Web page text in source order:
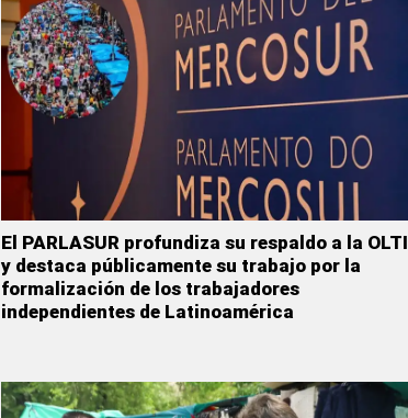
El PARLASUR profundiza su respaldo a la OLTI
y destaca públicamente su trabajo por la
formalización de los trabajadores
independientes de Latinoamérica